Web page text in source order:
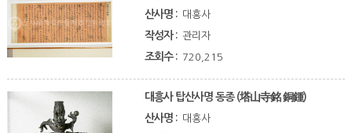
산사명 : 대흥사
작성자 : 관리자
조회수 : 720,215
대흥사 탑산사명 동종 (塔山寺銘 銅鍾)
산사명 : 대흥사